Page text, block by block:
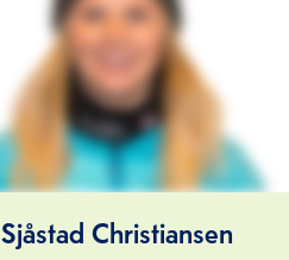
Christiansen